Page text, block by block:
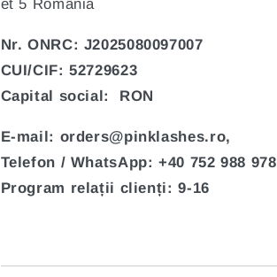
et 5 România
Nr. ONRC: J2025080097007
CUI/CIF: 52729623
Capital social:
RON
E-mail: orders@pinklashes.ro,
Telefon / WhatsApp: +40 752 988 978
Program relații clienți: 9-16